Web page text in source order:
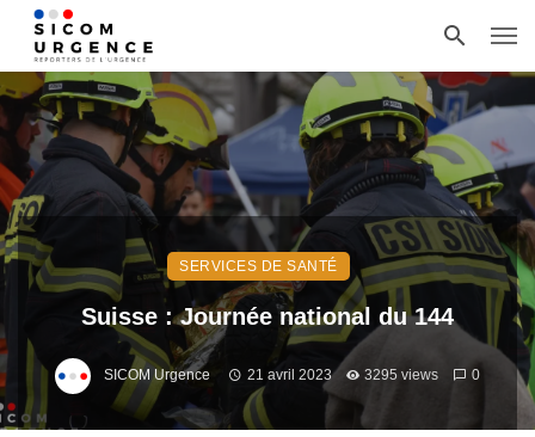
SERVICES DE SANTÉ
Suisse : Journée national du 144
SICOM Urgence 21 avril 2023 3295 views 0